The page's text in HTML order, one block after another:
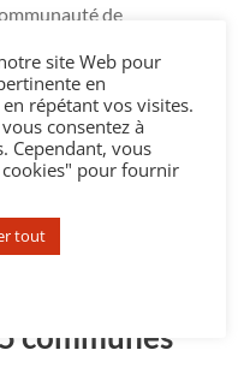
de
de communes du
ainsi que de
et de Joucas.
démarche de
: authenticité,
communes
site Web pour
en
répétant vos visites.
consentez à
Cependant, vous
cookies" pour fournir
tout